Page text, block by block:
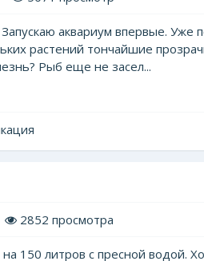
аквариум впервые. Уже
растений тончайшие
Рыб еще не засел...
2852 просмотра
150 литров с пресной водой.